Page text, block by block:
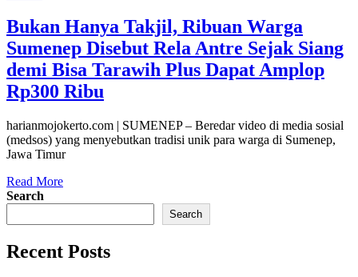
Bukan Hanya Takjil, Ribuan Warga
Sumenep Disebut Rela Antre Sejak Siang
demi Bisa Tarawih Plus Dapat Amplop
Rp300 Ribu
harianmojokerto.com | SUMENEP – Beredar video di media sosial
(medsos) yang menyebutkan tradisi unik para warga di Sumenep,
Jawa Timur
Read More
Search
Search
Recent Posts